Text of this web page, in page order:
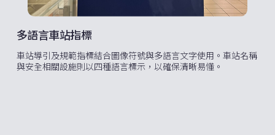
多語言車站指標
車站導引及規範指標結合圖像符號與多語言文字使用。車站名稱
與安全相關設施則以四種語言標示，以確保清晰易懂。